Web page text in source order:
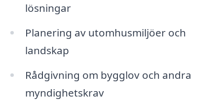
lösningar
Planering av utomhusmiljöer och
landskap
Rådgivning om bygglov och andra
myndighetskrav